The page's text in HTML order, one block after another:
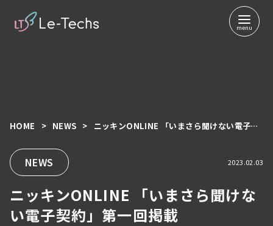
ニッキンONLINE 「いまさら聞けな
い電子契約」第一回掲載
2023.02.03
NEWS
HOME NEWS ニッキンONLINE 「いまさら聞けない電子契約」第一回掲載